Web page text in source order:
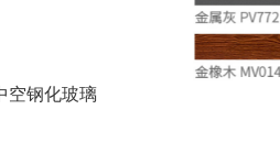
空钢化玻璃